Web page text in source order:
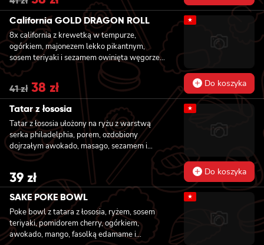
price
was:
41 zł.
price
is:
38 zł.
California GOLD DRAGON ROLL
8x california z krewetką w tempurze,
ogórkiem, majonezem lekko pikantnym,
sosem teriyaki i sezamem owinięta węgorzem
i awokado
★
41zł Original
price
was:
41 zł.
38 zł Current
price
is:
38 zł.
Do koszyka
Tatar z łososia
Tatar z łososia ułożony na ryżu z warstwą
serka philadelphia, porem, ozdobiony
dojrzałym awokado, masago, sezamem i
szczepiorkiem
★
39 zł Do koszyka
SAKE POKE BOWL
Poke bowl z tatara z łososia, ryżem, sosem
teriyaki, pomidorem cherry, ogórkiem,
awokado, mango, fasolką edamame i
★